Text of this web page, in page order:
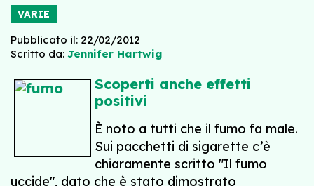
VARIE
Pubblicato il: 22/02/2012
Scritto da: Jennifer Hartwig
Scoperti anche effetti
positivi
È noto a tutti che il fumo fa male.
Sui pacchetti di sigarette c’è
chiaramente scritto "Il fumo
uccide", dato che è stato dimostrato